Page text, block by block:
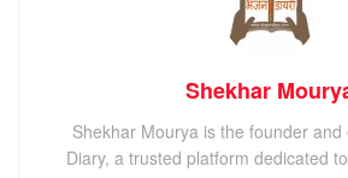
Shekhar
Shekhar Mourya is the founder and
Diary, a trusted platform dedicated